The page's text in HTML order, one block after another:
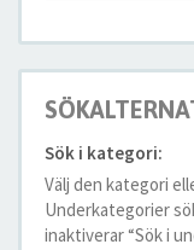
Sök i kategori:
Välj den kategori
Underkategorier
inaktiverar “Sök i